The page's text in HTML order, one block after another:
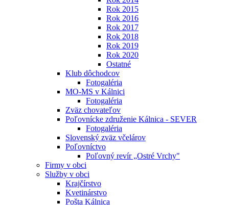
Rok 2015
Rok 2016
Rok 2017
Rok 2018
Rok 2019
Rok 2020
Ostatné
Klub dôchodcov
Fotogaléria
MO-MS v Kálnici
Fotogaléria
Zväz chovateľov
Poľovnícke združenie Kálnica - SEVER
Fotogaléria
Slovenský zväz včelárov
Poľovníctvo
Poľovný revír „Ostré Vrchy"
Firmy v obci
Služby v obci
Krajčírstvo
Kvetinárstvo
Pošta Kálnica